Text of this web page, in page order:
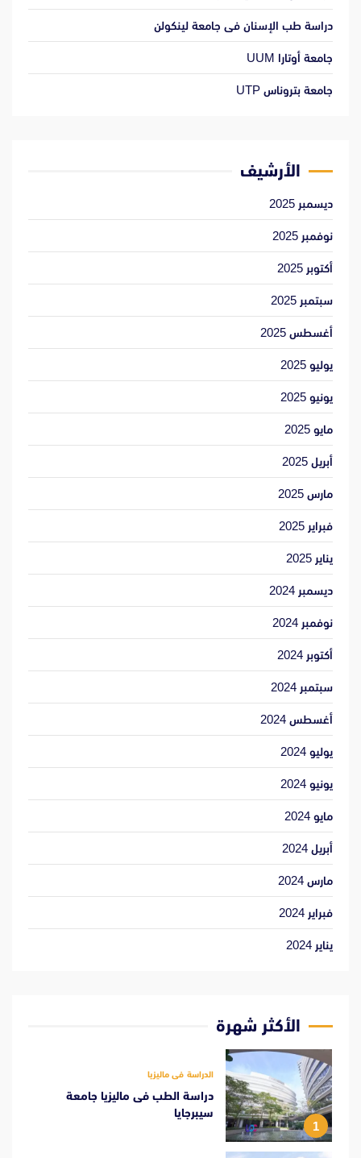
دراسة طب الإسنان فى جامعة لينكولن
جامعة أوتارا UUM
جامعة بتروناس UTP
الأرشيف
ديسمبر 2025
نوفمبر 2025
أكتوبر 2025
سبتمبر 2025
أغسطس 2025
يوليو 2025
يونيو 2025
مايو 2025
أبريل 2025
مارس 2025
فبراير 2025
يناير 2025
ديسمبر 2024
نوفمبر 2024
أكتوبر 2024
سبتمبر 2024
أغسطس 2024
يوليو 2024
يونيو 2024
مايو 2024
أبريل 2024
مارس 2024
فبراير 2024
يناير 2024
الأكثر شهرة
1
الدراسة فى ماليزيا
دراسة الطب فى ماليزيا جامعة
سيبرجايا